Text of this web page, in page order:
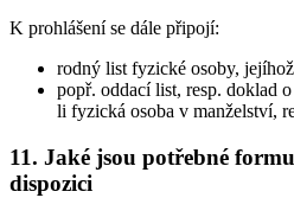
K prohlášení se dále připojí:
rodný list fyzické osoby,
popř. oddací list, resp. doklad
li fyzická osoba v manželství,
11. Jaké jsou potřebné
dispozici